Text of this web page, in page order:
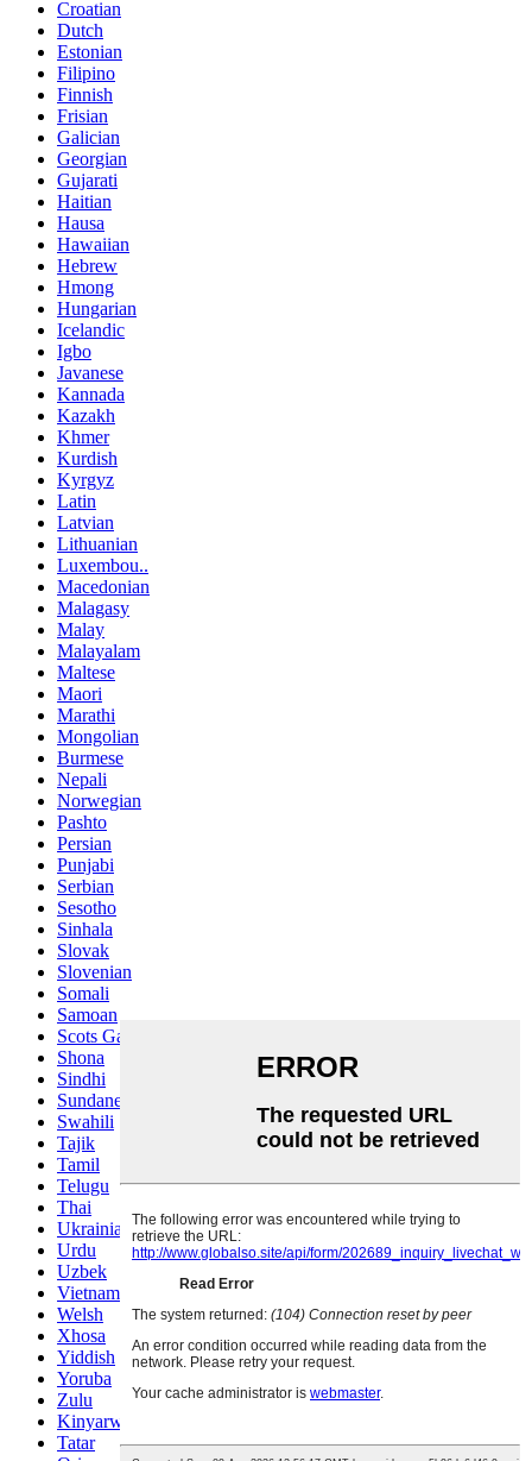
Croatian
Dutch
Estonian
Filipino
Finnish
Frisian
Galician
Georgian
Gujarati
Haitian
Hausa
Hawaiian
Hebrew
Hmong
Hungarian
Icelandic
Igbo
Javanese
Kannada
Kazakh
Khmer
Kurdish
Kyrgyz
Latin
Latvian
Lithuanian
Luxembou..
Macedonian
Malagasy
Malay
Malayalam
Maltese
Maori
Marathi
Mongolian
Burmese
Nepali
Norwegian
Pashto
Persian
Punjabi
Serbian
Sesotho
Sinhala
Slovak
Slovenian
Somali
Samoan
Scots Gaelic
Shona
Sindhi
Sundanese
Swahili
Tajik
Tamil
Telugu
Thai
Ukrainian
Urdu
Uzbek
Vietnamese
Welsh
Xhosa
Yiddish
Yoruba
Zulu
Kinyarwanda
Tatar